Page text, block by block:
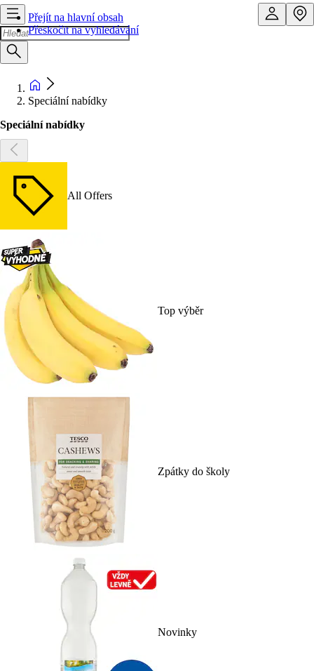
Přejít na hlavní obsah
Přeskočit na vyhledávání
Speciální nabídky
Speciální nabídky
All Offers
Top výběr
Zpátky do školy
Novinky